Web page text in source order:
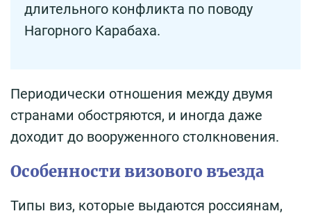
длительного конфликта по поводу
Нагорного Карабаха.
Периодически отношения между двумя
странами обостряются, и иногда даже
доходит до вооруженного столкновения.
Особенности визового въезда
Типы виз, которые выдаются россиянам,